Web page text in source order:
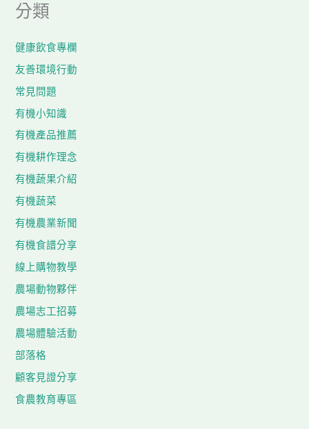
分類
健康飲食專欄
友善環境行動
常見問題
有機小知識
有機產品推薦
有機耕作理念
有機蔬果介紹
有機蔬菜
有機農業新聞
有機食譜分享
線上購物教學
農場動物夥伴
農場志工招募
農場體驗活動
部落格
顧客見證分享
食農教育專區